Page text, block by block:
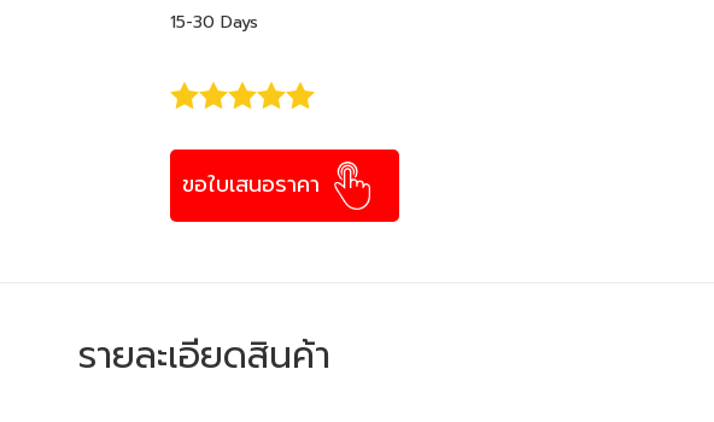
15-30 Days
ขอใบเสนอราคา
รายละเอียดสินค้า